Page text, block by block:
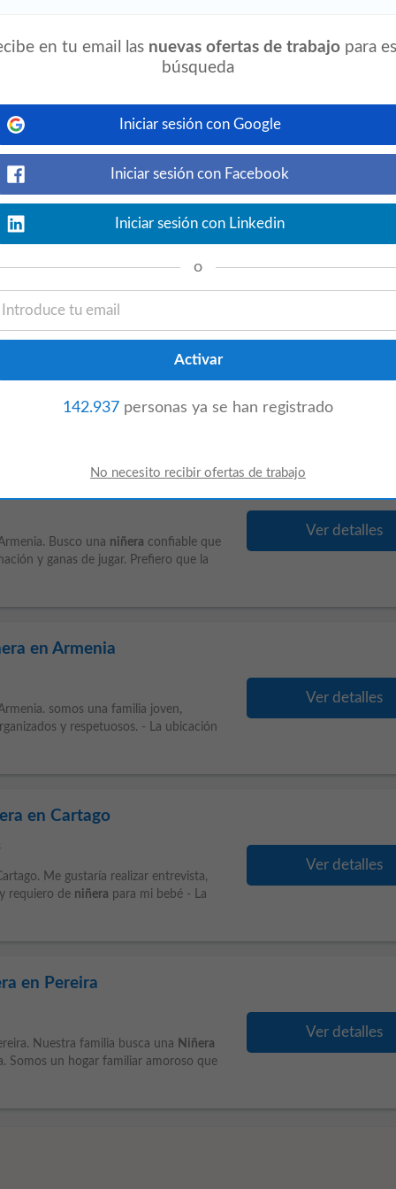
en Buenaventura, te ofrecemos un
en seguridad vial. Si tienes licencia
en Armenia
Armenia. Buscamos una
y un escolar amigable y conversador.
Ver detalles
en Pereira
Estoy buscando una
recogerla, y estar por unas horas
en Armenia
Busco una niñera confiable que
y ganas de jugar. Prefiero que la
Ver detalles
en Armenia
somos una familia joven,
y respetuosos. - La ubicación
Ver detalles
en Cartago
Me gustaría realizar entrevista,
requiero de niñera para mi bebé - La
Ver detalles
en Pereira
Nuestra familia busca una Niñera
Somos un hogar familiar amoroso que
Ver detalles
en tu email las nuevas ofertas de trabajo para
búsqueda
Iniciar sesión con Google
Iniciar sesión con Facebook
Iniciar sesión con Linkedin
o
142.937 personas ya se han registrado